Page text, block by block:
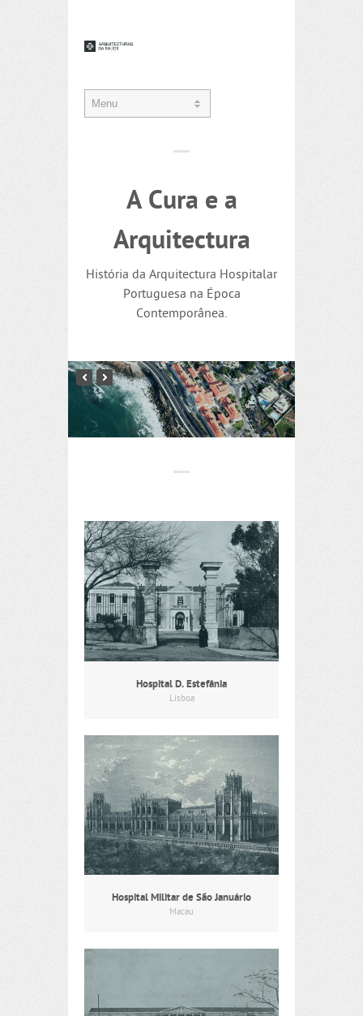
A Cura e a
Arquitectura
História da Arquitectura Hospitalar
Portuguesa na Época
Contemporânea.
Hospital D. Estefânia
Lisboa
Hospital Militar de São Januário
Macau